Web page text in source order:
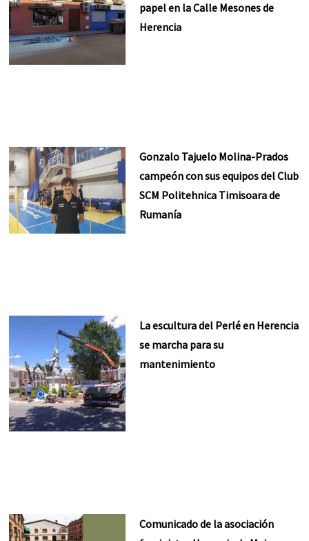
papel en la Calle Mesones de
Herencia
Gonzalo Tajuelo Molina-Prados
campeón con sus equipos del Club
SCM Politehnica Timisoara de
Rumanía
La escultura del Perlé en Herencia
se marcha para su
mantenimiento
Comunicado de la asociación